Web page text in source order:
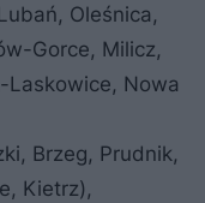
Oleśnica,
Gorce, Milicz,
Laskowice, Nowa
Brzeg, Prudnik,
Kietrz),